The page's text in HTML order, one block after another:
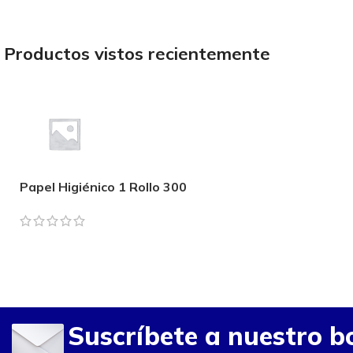
Productos vistos recientemente
Papel Higiénico 1 Rollo 300
Suscríbete a nuestro